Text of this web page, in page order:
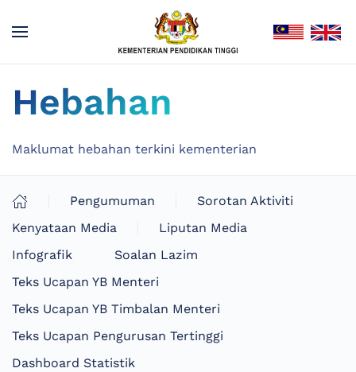
Hebahan
Maklumat hebahan terkini kementerian
Pengumuman
Sorotan Aktiviti
Kenyataan Media
Liputan Media
Infografik
Soalan Lazim
Teks Ucapan YB Menteri
Teks Ucapan YB Timbalan Menteri
Teks Ucapan Pengurusan Tertinggi
Dashboard Statistik